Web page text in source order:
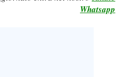
Whatsapp